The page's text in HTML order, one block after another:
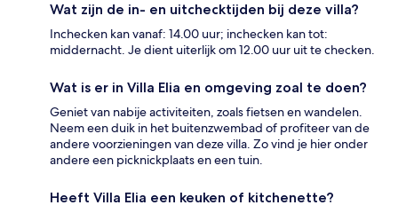
Wat zijn de in- en uitchecktijden bij deze villa?
Inchecken kan vanaf: 14.00 uur; inchecken kan tot:
middernacht. Je dient uiterlijk om 12.00 uur uit te checken.
Wat is er in Villa Elia en omgeving zoal te doen?
Geniet van nabije activiteiten, zoals fietsen en wandelen.
Neem een duik in het buitenzwembad of profiteer van de
andere voorzieningen van deze villa. Zo vind je hier onder
andere een picknickplaats en een tuin.
Heeft Villa Elia een keuken of kitchenette?